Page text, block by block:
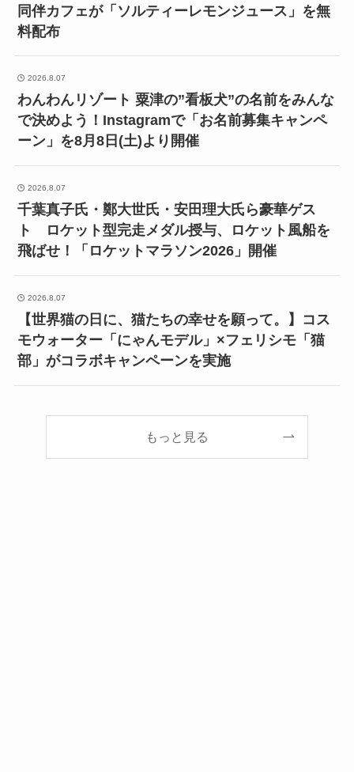
同伴カフェが「ソルティーレモンジュース」を無
料配布
2026.8.07
わんわんリゾート 粟津の”看板犬”の名前をみんな
で決めよう！Instagramで「お名前募集キャンペ
ーン」を8月8日(土)より開催
2026.8.07
千葉真子氏・鄭大世氏・安田理大氏ら豪華ゲス
ト ロケット型完走メダル授与、ロケット風船を
飛ばせ！「ロケットマラソン2026」開催
2026.8.07
【世界猫の日に、猫たちの幸せを願って。】コス
モウォーター「にゃんモデル」×フェリシモ「猫
部」がコラボキャンペーンを実施
もっと見る